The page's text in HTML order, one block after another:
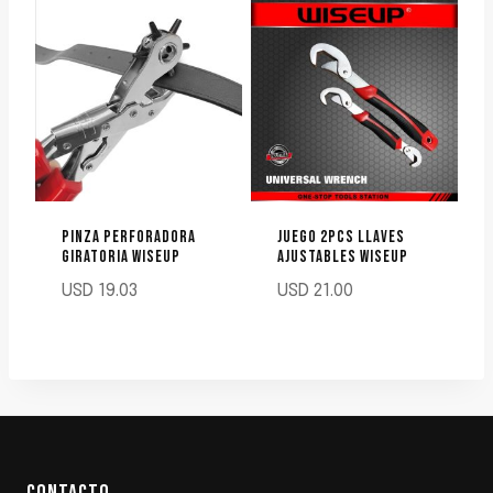
PINZA PERFORADORA
GIRATORIA WISEUP
USD 19.03
JUEGO 2PCS LLAVES
AJUSTABLES WISEUP
USD 21.00